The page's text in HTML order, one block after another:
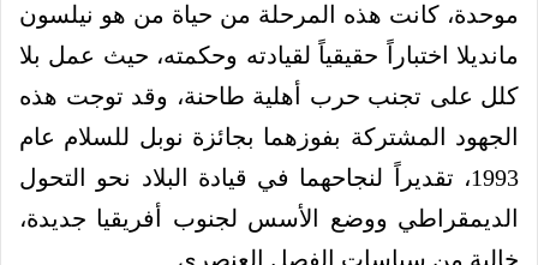
موحدة، كانت هذه المرحلة من حياة من هو نيلسون
مانديلا اختباراً حقيقياً لقيادته وحكمته، حيث عمل بلا
كلل على تجنب حرب أهلية طاحنة، وقد توجت هذه
الجهود المشتركة بفوزهما بجائزة نوبل للسلام عام
1993، تقديراً لنجاحهما في قيادة البلاد نحو التحول
الديمقراطي ووضع الأسس لجنوب أفريقيا جديدة،
خالية من سياسات الفصل العنصري.